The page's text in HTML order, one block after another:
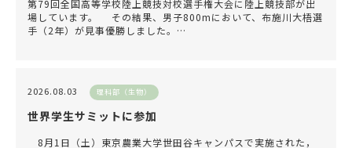
第79回全国高等学校陸上競技対校選手権大会に陸上競技部が出
場しています。 その結果、男子800mにおいて、布施川大梧選
手（2年）が見事優勝しました。…
2026.08.03 理科部（生物）
世界学生サミットに参加
8月1日（土）東京農業大学世田谷キャンパスで実施された，